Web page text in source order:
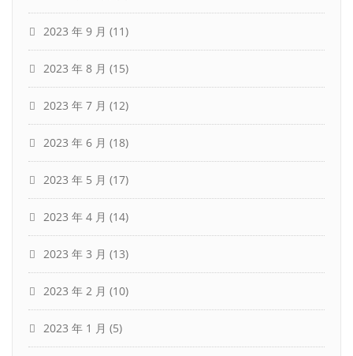
2023 年 9 月 (11)
2023 年 8 月 (15)
2023 年 7 月 (12)
2023 年 6 月 (18)
2023 年 5 月 (17)
2023 年 4 月 (14)
2023 年 3 月 (13)
2023 年 2 月 (10)
2023 年 1 月 (5)